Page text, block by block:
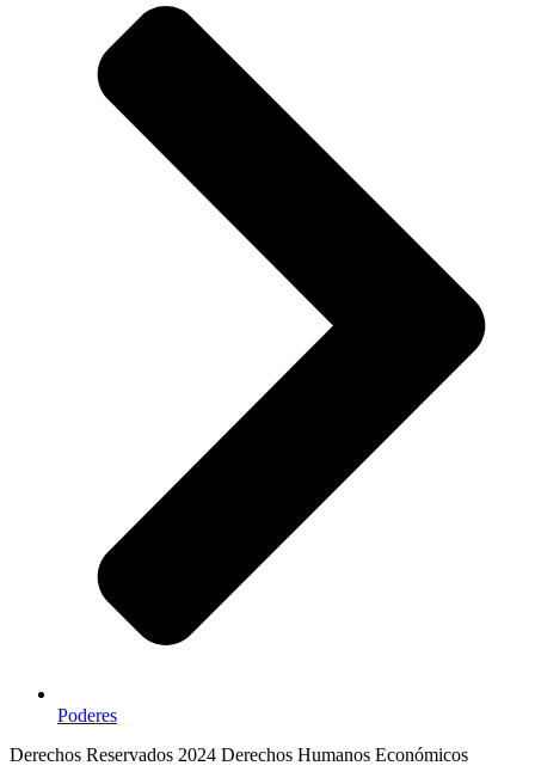
Poderes
Derechos Reservados 2024 Derechos Humanos Económicos